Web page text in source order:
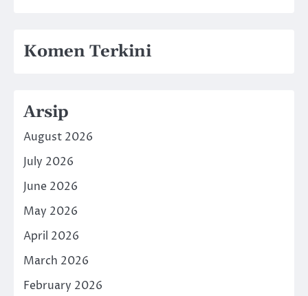
Komen Terkini
Arsip
August 2026
July 2026
June 2026
May 2026
April 2026
March 2026
February 2026